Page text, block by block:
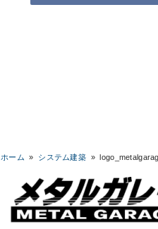
ホーム » システム建築 »